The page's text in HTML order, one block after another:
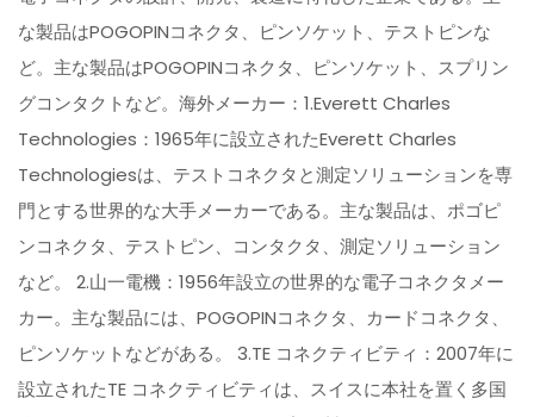
な製品はPOGOPINコネクタ、ピンソケット、テストピンな
ど。主な製品はPOGOPINコネクタ、ピンソケット、スプリン
グコンタクトなど。海外メーカー：1.Everett Charles
Technologies：1965年に設立されたEverett Charles
Technologiesは、テストコネクタと測定ソリューションを専
門とする世界的な大手メーカーである。主な製品は、ポゴピ
ンコネクタ、テストピン、コンタクタ、測定ソリューション
など。 2.山一電機：1956年設立の世界的な電子コネクタメー
カー。主な製品には、POGOPINコネクタ、カードコネクタ、
ピンソケットなどがある。 3.TE コネクティビティ：2007年に
設立されたTE コネクティビティは、スイスに本社を置く多国